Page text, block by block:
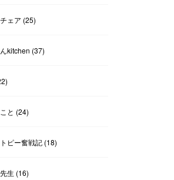
ェア (25)
kitchen (37)
と (24)
ピー奮戦記(18)
生 (16)